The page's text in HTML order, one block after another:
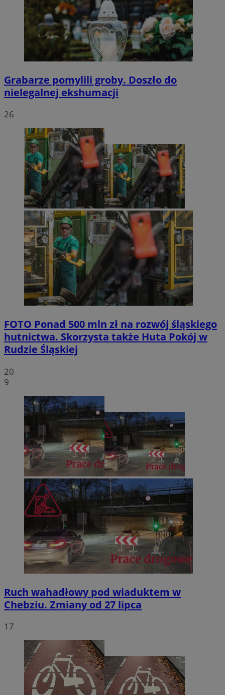
Grabarze pomylili groby. Doszło do
nielegalnej ekshumacji
26
FOTO Ponad 500 mln zł na rozwój śląskiego
hutnictwa. Skorzysta także Huta Pokój w
Rudzie Śląskiej
20
9
Ruch wahadłowy pod wiaduktem w
Chebziu. Zmiany od 27 lipca
17